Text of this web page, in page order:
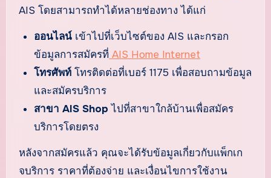
AIS โดยสามารถทำได้หลายช่องทาง ได้แก่
ออนไลน์ เข้าไปที่เว็บไซต์ของ AIS และกรอก
ข้อมูลการสมัครที่ AIS Home Internet
โทรศัพท์ โทรติดต่อที่เบอร์ 1175 เพื่อสอบถามข้อมูล
และสมัครบริการ
สาขา AIS Shop ไปที่สาขาใกล้บ้านเพื่อสมัคร
บริการโดยตรง
หลังจากสมัครแล้ว คุณจะได้รับข้อมูลเกี่ยวกับแพ็กเก
จบริการ ราคาที่ต้องจ่าย และเงื่อนไขการใช้งาน